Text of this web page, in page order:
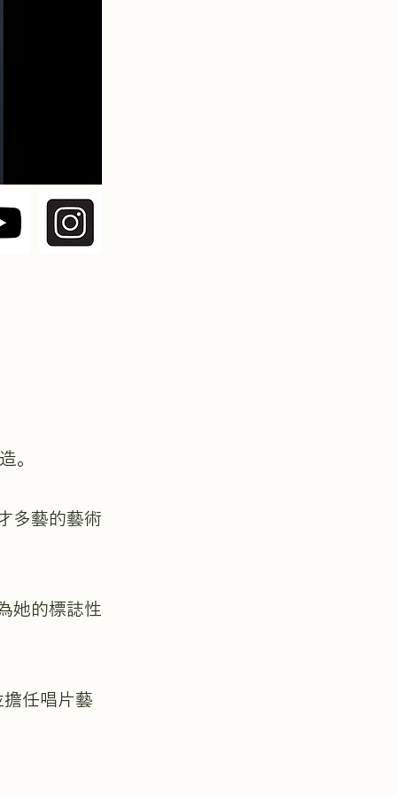
。
多藝的藝術
她的標誌性
任唱片藝